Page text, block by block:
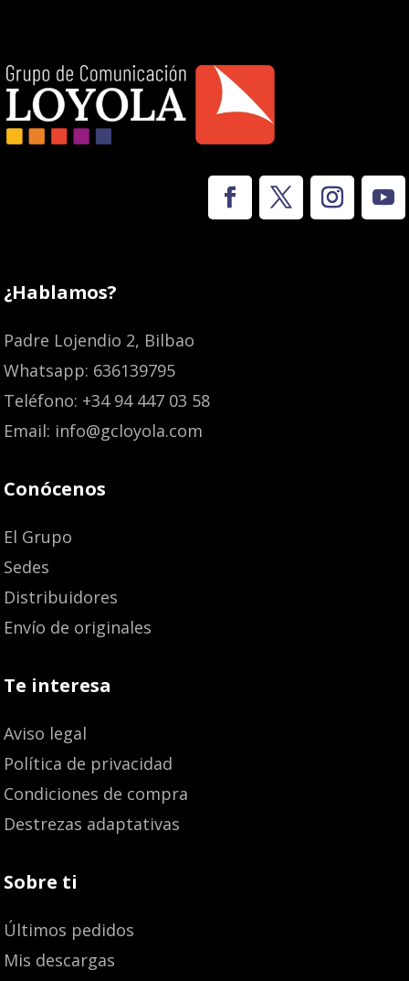
¿Hablamos?
Padre Lojendio 2, Bilbao
Whatsapp: 636139795
Teléfono: +34 94 447 03 58
Email: info@gcloyola.com
Conócenos
El Grupo
Sedes
Distribuidores
Envío de originales
Te interesa
Aviso legal
Política de privacidad
Condiciones de compra
Destrezas adaptativas
Sobre ti
Últimos pedidos
Mis descargas